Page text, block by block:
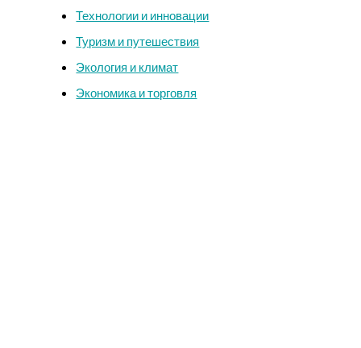
Технологии и инновации
Туризм и путешествия
Экология и климат
Экономика и торговля